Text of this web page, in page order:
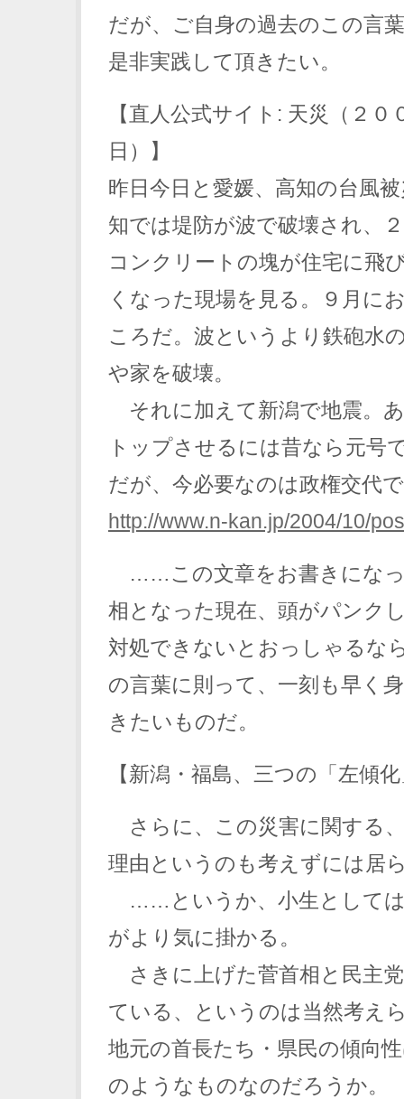
だが、ご自身の過去のこの言
是非実践して頂きたい。
【直人公式サイト: 天災（２０
日）】
昨日今日と愛媛、高知の台風
知では堤防が波で破壊され、
コンクリートの塊が住宅に飛
くなった現場を見る。９月に
ころだ。波というより鉄砲水
や家を破壊。
それに加えて新潟で地震。
トップさせるには昔なら元号
だが、今必要なのは政権交代
http://www.n-kan.jp/2004/10/
……この文章をお書きになっ
相となった現在、頭がパンク
対処できないとおっしゃるな
の言葉に則って、一刻も早く
きたいものだ。
【新潟・福島、三つの「左傾
さらに、この災害に関する
理由というのも考えずには居
……というか、小生として
がより気に掛かる。
さきに上げた菅首相と民主
ている、というのは当然考え
地元の首長たち・県民の傾向
のようなものなのだろうか。